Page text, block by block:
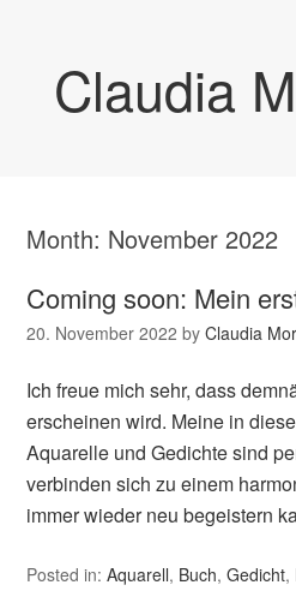
Claudia
Month: November 2022
Coming soon: Mein
20. November 2022 byClaudia
Ich freue mich sehr, dass
erscheinen wird. Meine in
Aquarelle und Gedichte sind
verbinden sich zu einem
immer wieder neu begeistern
Posted in:Aquarell, Buch,Gedicht,